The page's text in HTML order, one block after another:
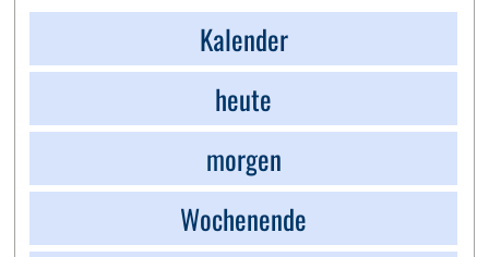
Kalender
heute
morgen
Wochenende